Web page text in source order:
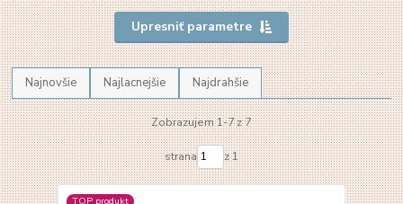
Upresniť parametre
Najnovšie Najlacnejšie Najdrahšie
Zobrazujem 1-7 z 7
strana z 1
TOP produkt